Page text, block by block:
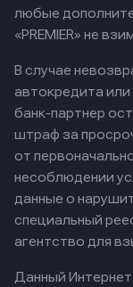
любые
«PREMIER» не
В случае
автокредита
банк-партнер
штраф за
от
несоблюдении
данные о
специальный
агентство для
Данный